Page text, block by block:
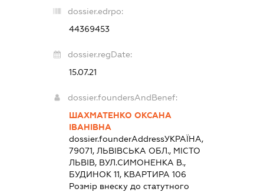
dossier.edrpo:
44369453
dossier.regDate:
15.07.21
dossier.foundersAndBenef:
ШАХМАТЕНКО ОКСАНА
ІВАНІВНА
dossier.founderAddressУКРАЇНА,
79071, ЛЬВІВСЬКА ОБЛ., МІСТО
ЛЬВІВ, ВУЛ.СИМОНЕНКА В.,
БУДИНОК 11, КВАРТИРА 106
Розмір внеску до статутного